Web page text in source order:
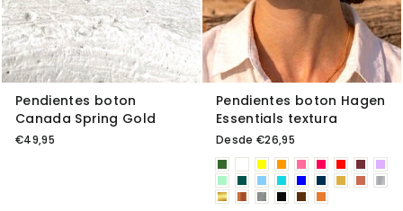
Pendientes boton
Canada Spring Gold
€49,95
Pendientes boton Hagen
Essentials textura
Desde €26,95